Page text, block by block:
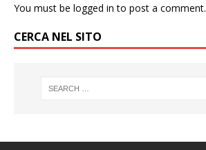
You must be logged in to post a comment.
CERCA NEL SITO